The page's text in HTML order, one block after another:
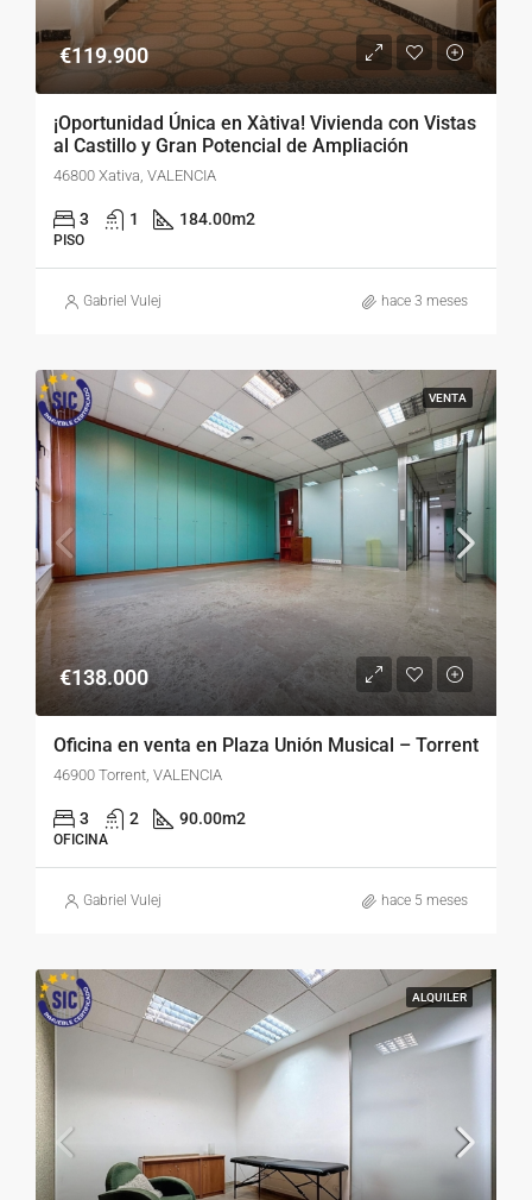
€119.900
¡Oportunidad Única en Xàtiva! Vivienda con Vistas
al Castillo y Gran Potencial de Ampliación
46800 Xativa, VALENCIA
3 1 184.00m2
PISO
Gabriel Vulej hace 3 meses
VENTA
€138.000
Oficina en venta en Plaza Unión Musical – Torrent
46900 Torrent, VALENCIA
3 2 90.00m2
OFICINA
Gabriel Vulej hace 5 meses
ALQUILER